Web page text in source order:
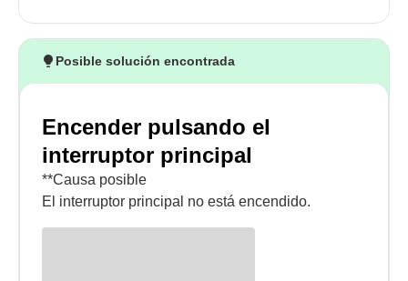
Posible solución encontrada
Encender pulsando el
interruptor principal
**Causa posible
El interruptor principal no está encendido.